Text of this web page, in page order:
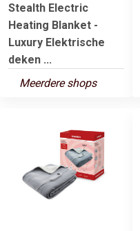
Stealth Electric
Heating Blanket -
Luxury Elektrische
deken ...
Meerdere shops